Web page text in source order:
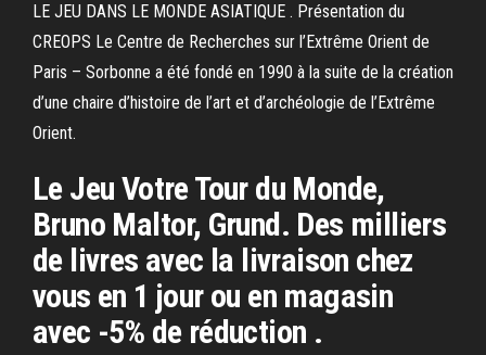
LE JEU DANS LE MONDE ASIATIQUE . Présentation du
CREOPS Le Centre de Recherches sur l’Extrême Orient de
Paris – Sorbonne a été fondé en 1990 à la suite de la création
d’une chaire d’histoire de l’art et d’archéologie de l’Extrême
Orient.
Le Jeu Votre Tour du Monde,
Bruno Maltor, Grund. Des milliers
de livres avec la livraison chez
vous en 1 jour ou en magasin
avec -5% de réduction .